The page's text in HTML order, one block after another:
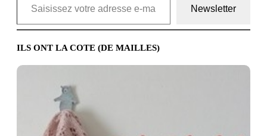
Newsletter
ILS ONT LA COTE (DE MAILLES)